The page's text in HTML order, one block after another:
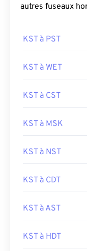
autres fuseaux
KST à PST
KST à WET
KST à CST
KST à MSK
KST à NST
KST à CDT
KST à AST
KST à HDT